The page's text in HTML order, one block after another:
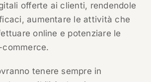
offerte ai clienti, rendendole
aumentare le attività che
online e potenziare le
tenere sempre in